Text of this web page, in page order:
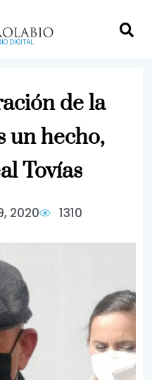
de la
un hecho,
Tovías
2020 1310